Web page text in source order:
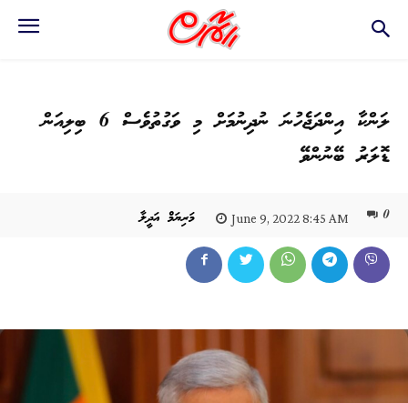
ލަންކާ އިންދަޖެހުނަ ނުދިނުމަށް މި ވަގުތުވެސް 6 ބިލިއަން
ޑޮލަރު ބޭނުންވޭ
މަރިޔަމް އަދީލާ June 9, 2022 8:45 AM 0